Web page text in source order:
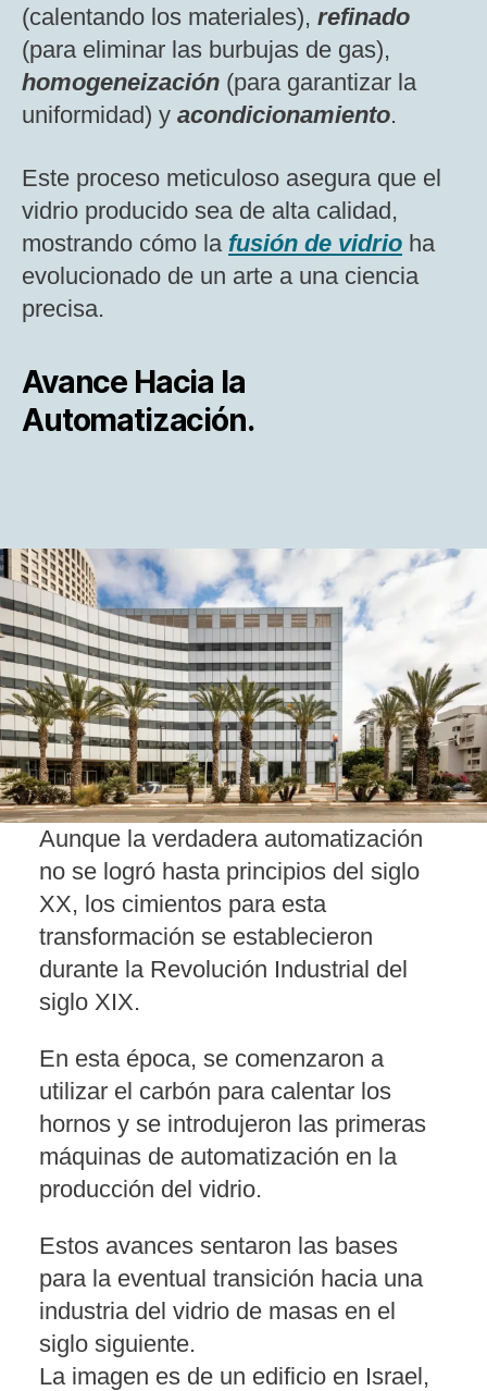
(calentando los materiales), refinado
(para eliminar las burbujas de gas),
homogeneización (para garantizar la
uniformidad) y acondicionamiento.
Este proceso meticuloso asegura que el
vidrio producido sea de alta calidad,
mostrando cómo la fusión de vidrio ha
evolucionado de un arte a una ciencia
precisa​.
Avance Hacia la
Automatización.
Aunque la verdadera automatización
no se logró hasta principios del siglo
XX, los cimientos para esta
transformación se establecieron
durante la Revolución Industrial del
siglo XIX.
En esta época, se comenzaron a
utilizar el carbón para calentar los
hornos y se introdujeron las primeras
máquinas de automatización en la
producción del vidrio.
Estos avances sentaron las bases
para la eventual transición hacia una
industria del vidrio de masas en el
siglo siguiente​​.
La imagen es de un edificio en Israel,